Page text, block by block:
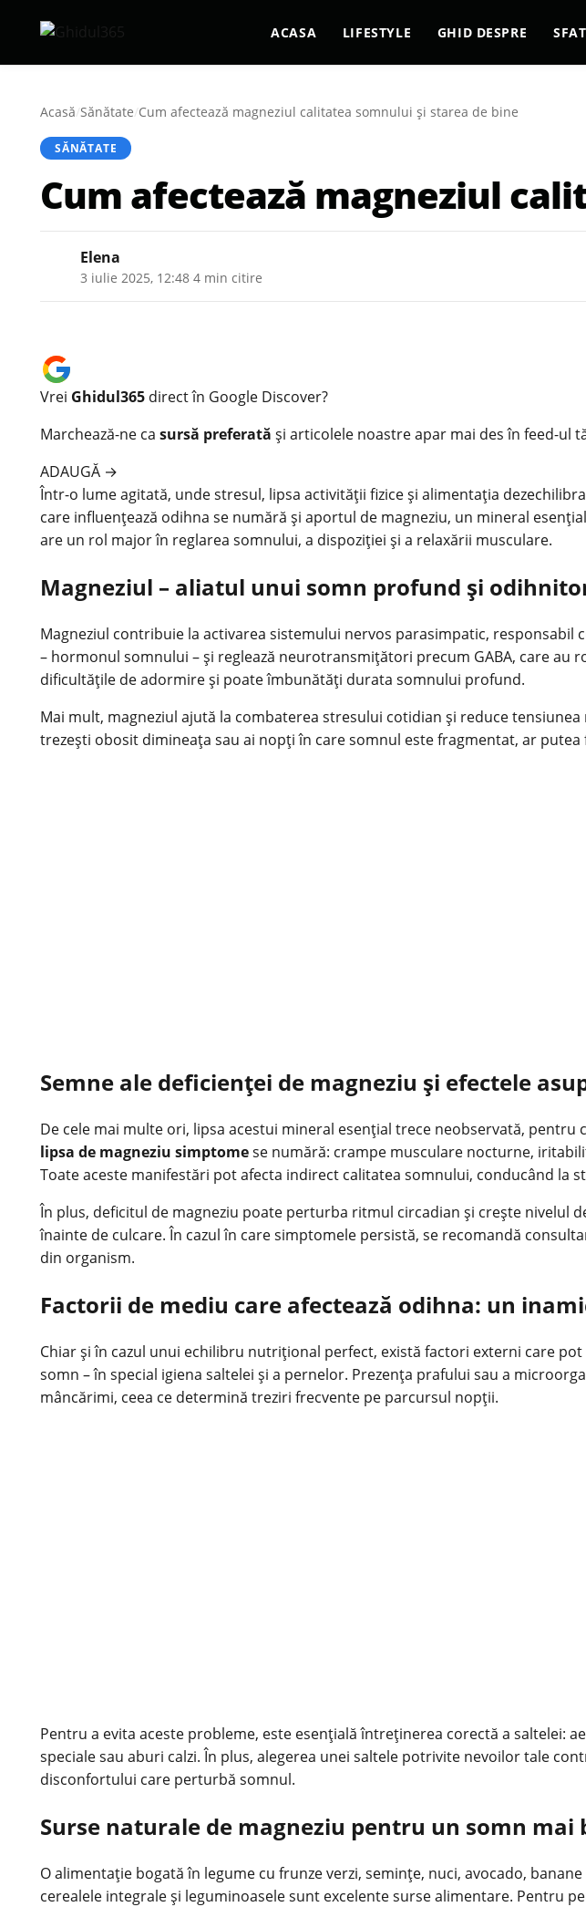
ACASA LIFESTYLE GHID DESPRE
Acasă/Sănătate/Cum afectează magneziul calitatea somnului și starea de bine
SĂNĂTATE
Cum afectează magneziul
Elena
3 iulie 2025, 12:48 4 min citire
Vrei Ghidul365 direct în Google Discover?
Marchează-ne ca sursă preferată și articolele noastre apar mai des în feed-ul
ADAUGĂ →
Într-o lume agitată, unde stresul, lipsa activității fizice și alimentația
care influențează odihna se numără și aportul de magneziu, un mineral
are un rol major în reglarea somnului, a dispoziției și a relaxării musculare.
Magneziul – aliatul unui somn profund și
Magneziul contribuie la activarea sistemului nervos parasimpatic,
– hormonul somnului – și reglează neurotransmițători precum GABA, care
dificultățile de adormire și poate îmbunătăți durata somnului profund.
Mai mult, magneziul ajută la combaterea stresului cotidian și reduce
trezești obosit dimineața sau ai nopți în care somnul este fragmentat, ar
Semne ale deficienței de magneziu și efectele
De cele mai multe ori, lipsa acestui mineral esențial trece neobservată,
lipsa de magneziu simptomese numără: crampe musculare nocturne,
Toate aceste manifestări pot afecta indirect calitatea somnului, conducând la
În plus, deficitul de magneziu poate perturba ritmul circadian și crește nivelul
înainte de culcare. În cazul în care simptomele persistă, se recomandă
din organism.
Factorii de mediu care afectează odihna: un
Chiar și în cazul unui echilibru nutrițional perfect, există factori externi care
somn – în special igiena saltelei și a pernelor. Prezența prafului sau a
mâncărimi, ceea ce determină treziri frecvente pe parcursul nopții.
Pentru a evita aceste probleme, este esențială întreținerea corectă a saltelei:
speciale sau aburi calzi. În plus, alegerea unei saltele potrivite nevoilor tale
disconfortului care perturbă somnul.
Surse naturale de magneziu pentru un somn mai
O alimentație bogată în legume cu frunze verzi, semințe, nuci, avocado,
cerealele integrale și leguminoasele sunt excelente surse alimentare. Pentru